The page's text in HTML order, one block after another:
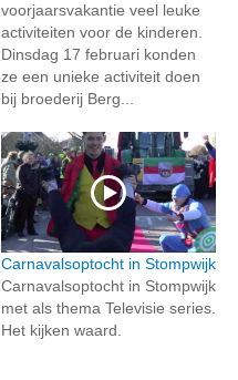
voorjaarsvakantie veel leuke
activiteiten voor de kinderen.
Dinsdag 17 februari konden
ze een unieke activiteit doen
bij broederij Berg...
Carnavalsoptocht in Stompwijk
Carnavalsoptocht in Stompwijk
met als thema Televisie series.
Het kijken waard.